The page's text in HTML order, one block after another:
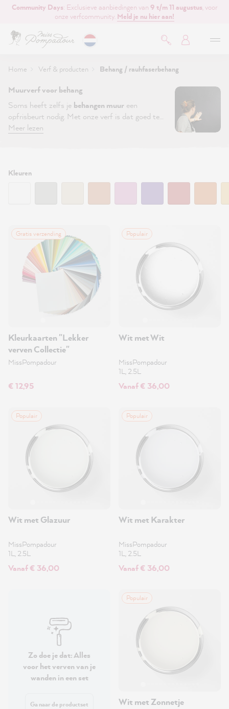
hoofdinhoud
Community Days: Exclusieve aanbiedingen van 9 t/m 11 augustus , voor
onze verfcommunity. Meld je nu hier aan!
Home Verf & producten Behang / rauhfaserbehang
Muurverf voor behang
Soms heeft zelfs je behangen muur een
opfrisbeurt nodig. Met onze verf is dat goed te
doen, zonder gedoe en met een ronduit wow-
Meer lezen
Kleuren
Gratis verzending
Kleurkaarten "Lekker
verven Collectie"
MissPompadour
€ 12,95
Populair
Wit met Wit
MissPompadour
1L, 2.5L
Vanaf € 36,00
Populair
Wit met Glazuur
MissPompadour
1L, 2.5L
Vanaf € 36,00
Populair
Wit met Karakter
MissPompadour
1L, 2.5L
Vanaf € 36,00
Zo doe je dat: Alles
voor het verven van je
wanden in een set
Ga naar de productset
Populair
Wit met Zonnetje